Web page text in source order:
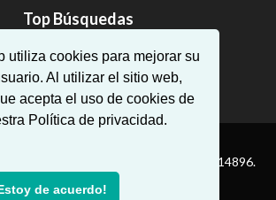
utiliza cookies para mejorar su
Al utilizar el sitio web,
acepta el uso de cookies de
Política de privacidad.
de acuerdo!
Top Búsquedas
apartamentos en Algarve
Todos los derechos reservados — AMI:14896.